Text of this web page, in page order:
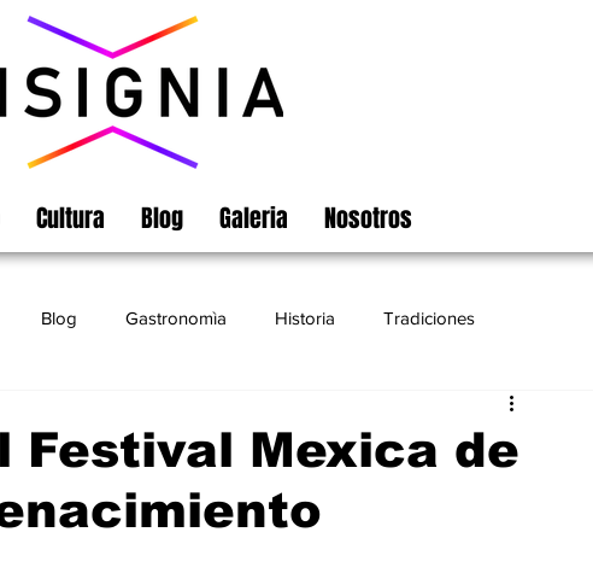
Cultura Blog Galeria Nosotros
Blog Gastronomìa Historia Tradiciones
Festival Mexica de